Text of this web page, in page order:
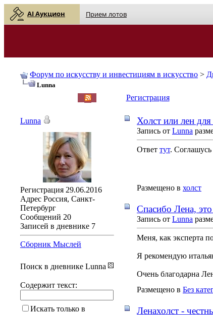
AI Аукцион Прием лотов
Форум по искусству и инвестициям в искусство >
Lunna
Регистрация
Холст или лен для
Запись от Lunna
Ответ тут.
Размещено в холст
Спасибо Лена,
Запись от Lunna
Меня, как эксперта
Я рекомендую
Очень благодарна
Размещено в Без
Ленахолст -
Lunna
Регистрация 29.06.2016
Адрес Россия, Санкт-
Петербург
Сообщений 20
Записей в дневнике 7
Сборник Мыслей
Поиск в дневнике Lunna
Содержит текст:
Искать только в